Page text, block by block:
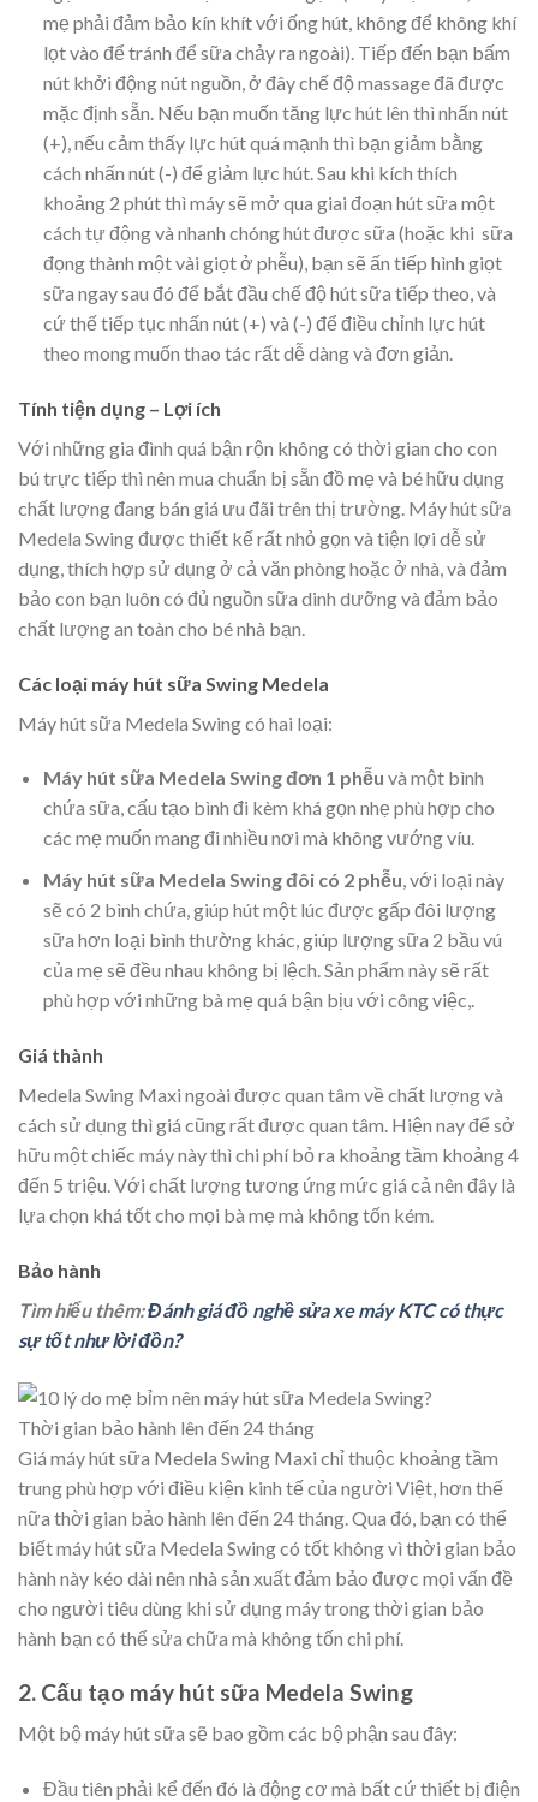
mẹ phải đảm bảo kín khít với ống hút, không để không khí
lọt vào để tránh để sữa chảy ra ngoài). Tiếp đến bạn bấm
nút khởi động nút nguồn, ở đây chế độ massage đã được
mặc định sẵn. Nếu bạn muốn tăng lực hút lên thì nhấn nút
(+), nếu cảm thấy lực hút quá mạnh thì bạn giảm bằng
cách nhấn nút (-) để giảm lực hút. Sau khi kích thích
khoảng 2 phút thì máy sẽ mở qua giai đoạn hút sữa một
cách tự động và nhanh chóng hút được sữa (hoặc khi sữa
đọng thành một vài giọt ở phễu), bạn sẽ ấn tiếp hình giọt
sữa ngay sau đó để bắt đầu chế độ hút sữa tiếp theo, và
cứ thế tiếp tục nhấn nút (+) và (-) để điều chỉnh lực hút
theo mong muốn thao tác rất dễ dàng và đơn giản.
Tính tiện dụng – Lợi ích
Với những gia đình quá bận rộn không có thời gian cho con
bú trực tiếp thì nên mua chuẩn bị sẵn đồ mẹ và bé hữu dụng
chất lượng đang bán giá ưu đãi trên thị trường. Máy hút sữa
Medela Swing được thiết kế rất nhỏ gọn và tiện lợi dễ sử
dụng, thích hợp sử dụng ở cả văn phòng hoặc ở nhà, và đảm
bảo con bạn luôn có đủ nguồn sữa dinh dưỡng và đảm bảo
chất lượng an toàn cho bé nhà bạn.
Các loại máy hút sữa Swing Medela
Máy hút sữa Medela Swing có hai loại:
Máy hút sữa Medela Swing đơn 1 phễu và một bình
chứa sữa, cấu tạo bình đi kèm khá gọn nhẹ phù hợp cho
các mẹ muốn mang đi nhiều nơi mà không vướng víu.
Máy hút sữa Medela Swing đôi có 2 phễu, với loại này
sẽ có 2 bình chứa, giúp hút một lúc được gấp đôi lượng
sữa hơn loại bình thường khác, giúp lượng sữa 2 bầu vú
của mẹ sẽ đều nhau không bị lệch. Sản phẩm này sẽ rất
phù hợp với những bà mẹ quá bận bịu với công việc,.
Giá thành
Medela Swing Maxi ngoài được quan tâm về chất lượng và
cách sử dụng thì giá cũng rất được quan tâm. Hiện nay để sở
hữu một chiếc máy này thì chi phí bỏ ra khoảng tầm khoảng 4
đến 5 triệu. Với chất lượng tương ứng mức giá cả nên đây là
lựa chọn khá tốt cho mọi bà mẹ mà không tốn kém.
Bảo hành
Tìm hiểu thêm:Đánh giá đồ nghề sửa xe máy KTC có thực
sự tốt như lời đồn?
Thời gian bảo hành lên đến 24 tháng
Giá máy hút sữa Medela Swing Maxi chỉ thuộc khoảng tầm
trung phù hợp với điều kiện kinh tế của người Việt, hơn thế
nữa thời gian bảo hành lên đến 24 tháng. Qua đó, bạn có thể
biết máy hút sữa Medela Swing có tốt không vì thời gian bảo
hành này kéo dài nên nhà sản xuất đảm bảo được mọi vấn đề
cho người tiêu dùng khi sử dụng máy trong thời gian bảo
hành bạn có thể sửa chữa mà không tốn chi phí.
2. Cấu tạo máy hút sữa Medela Swing
Một bộ máy hút sữa sẽ bao gồm các bộ phận sau đây:
Đầu tiên phải kể đến đó là động cơ mà bất cứ thiết bị điện